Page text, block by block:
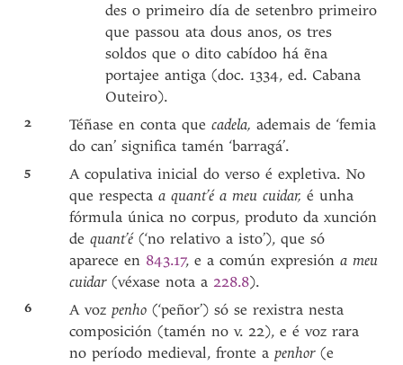
des o primeiro día de setenbro primeiro
que passou ata dous anos, os tres
soldos que o dito cabídoo há ẽna
portajee antiga (doc. 1334, ed. Cabana
Outeiro).
2 Téñase en conta quecadela, ademais de ‘femia
do can’ significa tamén ‘barragá’.
5
A copulativa inicial do verso é expletiva. No
que respectaa quant’é a meu cuidar, é unha
fórmula única no corpus, produto da xunción
dequant’é(‘no relativo a isto’), que só
aparece en 843.17, e a común expresióna meu
cuidar(véxase nota a 228.8).
6 A vozpenho(‘peñor’) só se rexistra nesta
composición (tamén no v. 22), e é voz rara
no período medieval, fronte apenhor(e